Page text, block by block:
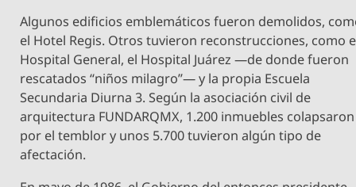
Algunos edificios emblemáticos fueron demolidos,
el Hotel Regis. Otros tuvieron reconstrucciones, como
Hospital General, el Hospital Juárez —de donde fueron
rescatados “niños milagro”— y la propia Escuela
Secundaria Diurna 3. Según la asociación civil de
arquitectura FUNDARQMX, 1.200 inmuebles colapsaron
por el temblor y unos 5.700 tuvieron algún tipo de
afectación.